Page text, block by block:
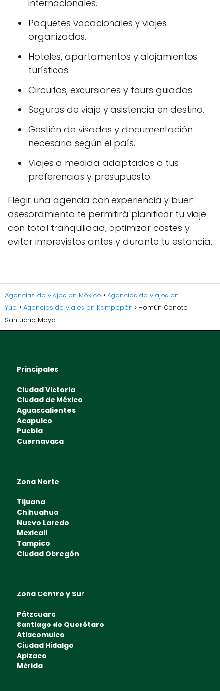
internacionales.
Paquetes vacacionales y viajes
organizados.
Hoteles, apartamentos y alojamientos
turísticos.
Circuitos, excursiones y tours guiados.
Seguros de viaje y asistencia en destino.
Gestión de visados y documentación
necesaria según el país.
Viajes a medida adaptados a tus
preferencias y presupuesto.
Elegir una agencia con experiencia y buen
asesoramiento te permitirá planificar tu viaje
con total tranquilidad, optimizar costes y
evitar imprevistos antes y durante tu estancia.
Agencias de viajes en México
Agencias de viajes en
Yuc.
Agencias de viajes en Kampepén
Homún Cenote
Santuario Maya
Principales
Ciudad Victoria
Ciudad de México
Aguascalientes
Acapulco
Puebla
Cuernavaca
Zona Norte
Tijuana
Chihuahua
Nuevo Laredo
Mexicali
Tampico
Ciudad Obregón
Zona Centro y Sur
Pátzcuaro
Santiago de Querétaro
Atlacomulco
Ciudad Hidalgo
Apizaco
Mérida